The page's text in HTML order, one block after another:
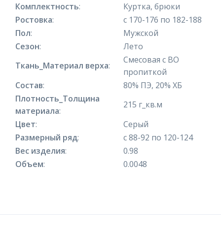
Комплектность:
Куртка, брюки
Ростовка:
с 170-176 по 182-188
Пол:
Мужской
Сезон:
Лето
Ткань_Материал верха:
Смесовая с ВО
пропиткой
Состав:
80% ПЭ, 20% ХБ
Плотность_Толщина
материала:
215 г_кв.м
Цвет:
Серый
Размерный ряд:
с 88-92 по 120-124
Вес изделия:
0.98
Объем: 0.0048